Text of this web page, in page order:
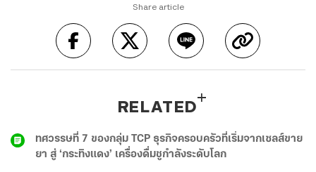
Share article
RELATED
ทศวรรษที่ 7 ของกลุ่ม TCP ธุรกิจครอบครัวที่เริ่มจากเซลส์ขาย
ยา สู่ ‘กระทิงแดง’ เครื่องดื่มชูกำลังระดับโลก